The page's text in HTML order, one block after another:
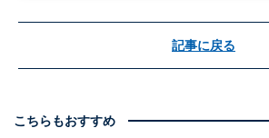
記事に戻る
こちらもおすすめ